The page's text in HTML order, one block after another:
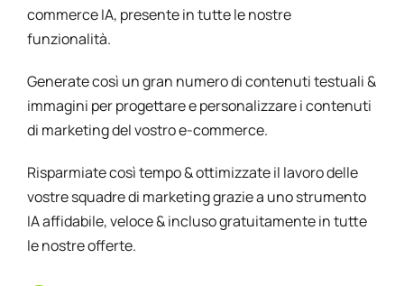
commerce IA, presente in tutte le nostre
funzionalità.
Generate così un gran numero di contenuti testuali &
immagini per progettare e personalizzare i contenuti
di marketing del vostro e-commerce.
Risparmiate così tempo & ottimizzate il lavoro delle
vostre squadre di marketing grazie a uno strumento
IA affidabile, veloce & incluso gratuitamente in tutte
le nostre offerte.